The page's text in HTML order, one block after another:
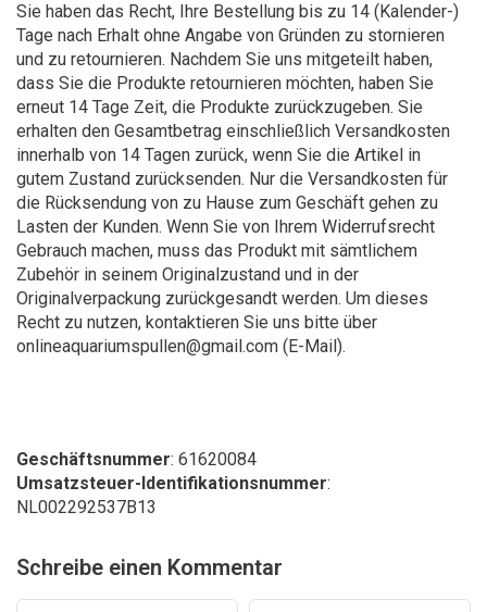
Sie haben das Recht, Ihre Bestellung bis zu 14 (Kalender-)
Tage nach Erhalt ohne Angabe von Gründen zu stornieren
und zu retournieren. Nachdem Sie uns mitgeteilt haben,
dass Sie die Produkte retournieren möchten, haben Sie
erneut 14 Tage Zeit, die Produkte zurückzugeben. Sie
erhalten den Gesamtbetrag einschließlich Versandkosten
innerhalb von 14 Tagen zurück, wenn Sie die Artikel in
gutem Zustand zurücksenden. Nur die Versandkosten für
die Rücksendung von zu Hause zum Geschäft gehen zu
Lasten der Kunden. Wenn Sie von Ihrem Widerrufsrecht
Gebrauch machen, muss das Produkt mit sämtlichem
Zubehör in seinem Originalzustand und in der
Originalverpackung zurückgesandt werden. Um dieses
Recht zu nutzen, kontaktieren Sie uns bitte über
onlineaquariumspullen@gmail.com (E-Mail).
Geschäftsnummer: 61620084
Umsatzsteuer-Identifikationsnummer:
NL002292537B13
Schreibe einen Kommentar